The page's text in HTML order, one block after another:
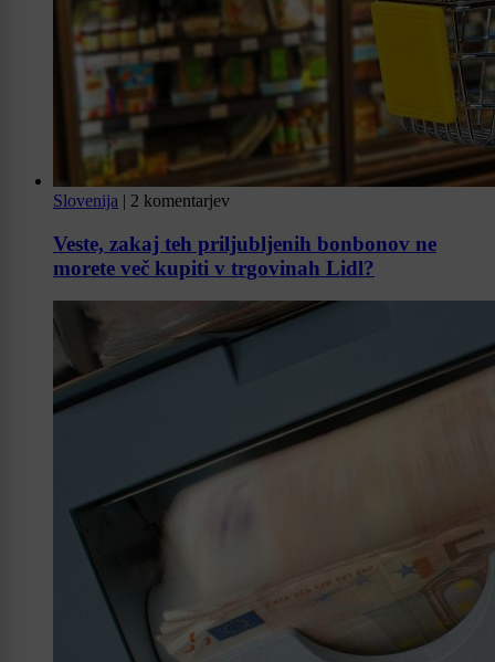
Slovenija | 2 komentarjev
Veste, zakaj teh priljubljenih bonbonov ne
morete več kupiti v trgovinah Lidl?